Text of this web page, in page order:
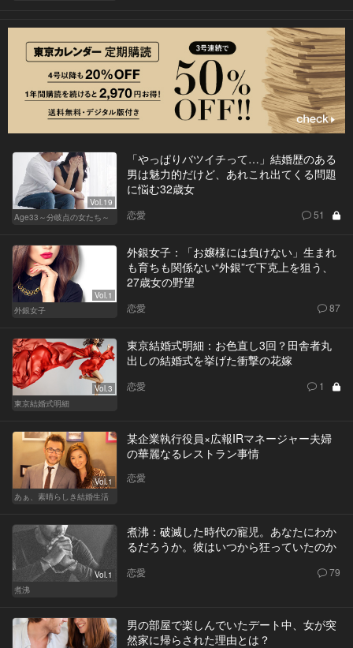
Vol.19
Age33～分岐点の女たち～
「やっぱりバツイチって…」結婚歴のある
男は魅力的だけど、あれこれ出てくる問題
に悩む32歳女
恋愛 51
Vol.1
外銀女子
外銀女子：「お嬢様には負けない」生まれ
も育ちも関係ない“外銀”で下克上を狙う、
27歳女の野望
恋愛 87
Vol.3
東京結婚式明細
東京結婚式明細：お色直し3回？田舎者丸
出しの結婚式を挙げた衝撃の花嫁
恋愛 1
Vol.1
あぁ、素晴らしき結婚生活
某企業執行役員×広報IRマネージャー夫婦
の華麗なるレストラン事情
恋愛
Vol.1
煮沸
煮沸：破滅した時代の寵児。あなたにわか
るだろうか。彼はいつから狂っていたのか
恋愛 79
男の部屋で楽しんでいたデート中、女が突
然家に帰らされた理由とは？